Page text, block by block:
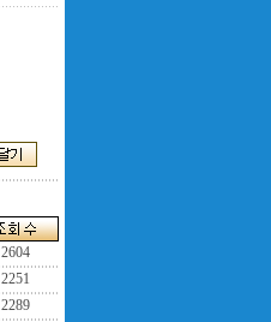
2604
2251
2289